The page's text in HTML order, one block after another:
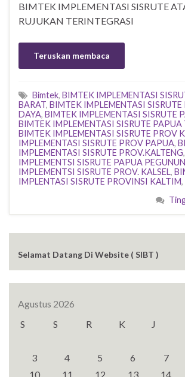
BIMTEK IMPLEMENTASI SISRUTE
RUJUKAN TERINTEGRASI
Teruskan membaca
Bimtek, BIMTEK IMPLEMENTASI
BARAT, BIMTEK IMPLEMENTASI
DAYA, BIMTEK IMPLEMENTASI SISRUTE
BIMTEK IMPLEMENTASI SISRUTE PAPUA
BIMTEK IMPLEMENTASI SISRUTE PROV
IMPLEMENTASI SISRUTE PROV PAPUA,
IMPLEMENTASI SISRUTE PROV.KALTENG,
IMPLEMENTSI SISRUTE PAPUA
IMPLEMENTSI SISRUTE PROV. KALSEL,
IMPLENTASI SISRUTE PROVINSI KALTIM,
Selamat Datang Di Website ( SIBT )
Agustus 2026
S
S R K J
3
4 5 6 7
10
11 12 13 14